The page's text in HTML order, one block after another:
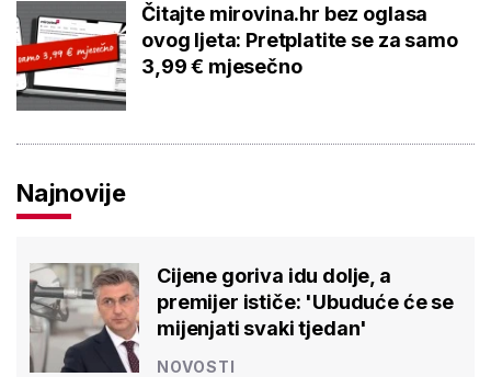
Čitajte mirovina.hr bez oglasa
ovog ljeta: Pretplatite se za samo
3,99 € mjesečno
Najnovije
Cijene goriva idu dolje, a
premijer ističe: 'Ubuduće će se
mijenjati svaki tjedan'
NOVOSTI